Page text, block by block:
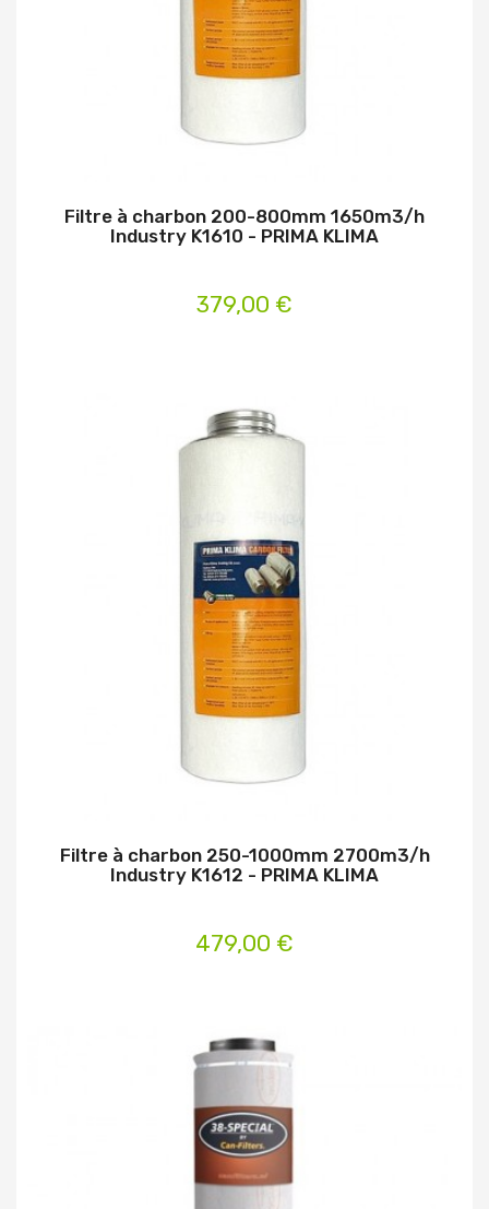
Filtre à charbon 200-800mm 1650m3/h
Industry K1610 - PRIMA KLIMA
379,00 €
Filtre à charbon 250-1000mm 2700m3/h
Industry K1612 - PRIMA KLIMA
479,00 €